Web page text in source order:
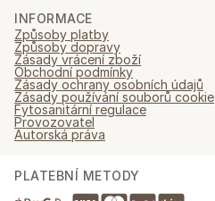
INFORMACE
Způsoby platby
Způsoby dopravy
Zásady vrácení zboží
Obchodní podmínky
Zásady ochrany osobních údajů
Zásady používání souborů cookie
Fytosanitární regulace
Provozovatel
Autorská práva
PLATEBNÍ METODY